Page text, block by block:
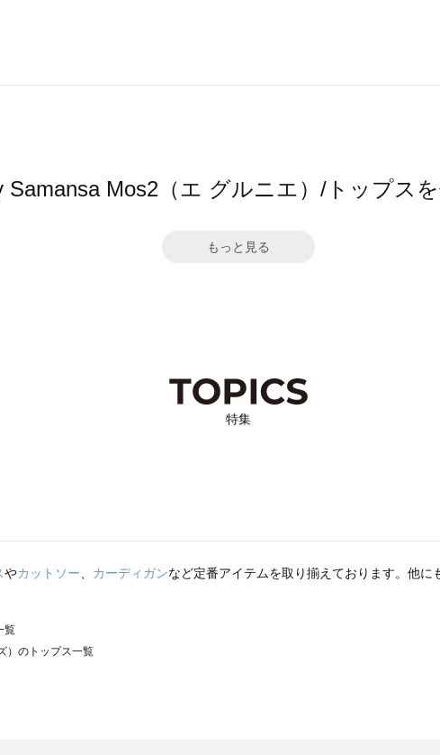
Samansa Mos2（エ グルニエ）/トップス
もっと見る
特集
やカットソー カーディガンなど定番アイテムを取り揃えております。他に
覧
）のトップス一覧
スモス）のトップス一覧